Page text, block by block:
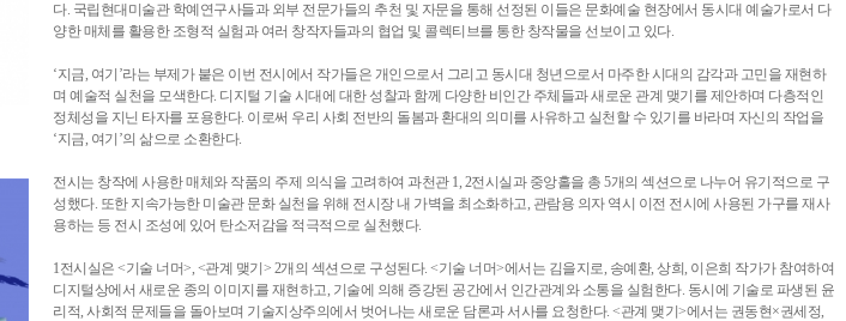
다. 국립현대미술관 학예연구사들과 외부 전문가들의 추천 및 자문을 통해 선정된 이들은 문화예술 현장에서 동시대 예술가로서 다
양한 매체를 활용한 조형적 실험과 여러 창작자들과의 협업 및 콜렉티브를 통한 창작물을 선보이고 있다.
‘지금, 여기’라는 부제가 붙은 이번 전시에서 작가들은 개인으로서 그리고 동시대 청년으로서 마주한 시대의 감각과 고민을 재현하
며 예술적 실천을 모색한다. 디지털 기술 시대에 대한 성찰과 함께 다양한 비인간 주체들과 새로운 관계 맺기를 제안하며 다층적인
정체성을 지닌 타자를 포용한다. 이로써 우리 사회 전반의 돌봄과 환대의 의미를 사유하고 실천할 수 있기를 바라며 자신의 작업을
‘지금, 여기’의 삶으로 소환한다.
전시는 창작에 사용한 매체와 작품의 주제 의식을 고려하여 과천관 1, 2전시실과 중앙홀을 총 5개의 섹션으로 나누어 유기적으로 구
성했다. 또한 지속가능한 미술관 문화 실천을 위해 전시장 내 가벽을 최소화하고, 관람용 의자 역시 이전 전시에 사용된 가구를 재사
용하는 등 전시 조성에 있어 탄소저감을 적극적으로 실천했다.
1전시실은 <기술 너머>, <관계 맺기> 2개의 섹션으로 구성된다. <기술 너머>에서는 김을지로, 송예환, 상희, 이은희 작가가 참여하여
디지털상에서 새로운 종의 이미지를 재현하고, 기술에 의해 증강된 공간에서 인간관계와 소통을 실험한다. 동시에 기술로 파생된 윤
리적, 사회적 문제들을 돌아보며 기술지상주의에서 벗어나는 새로운 담론과 서사를 요청한다. <관계 맺기>에서는 권동현×권세정,